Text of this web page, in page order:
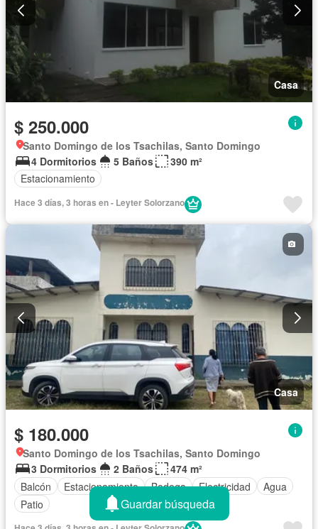
Casa
$ 250.000
Santo Domingo de los Tsachilas, Santo Domingo
4 Dormitorios
5 Baños
390 m²
Estacionamiento
Hace 3 días, 3 horas en - Leyter Solorzano
Casa
$ 180.000
Santo Domingo de los Tsachilas, Santo Domingo
3 Dormitorios
2 Baños
474 m²
Balcón
Estacionamiento Bodega Electricidad
Agua
Patio
Guardar búsqueda